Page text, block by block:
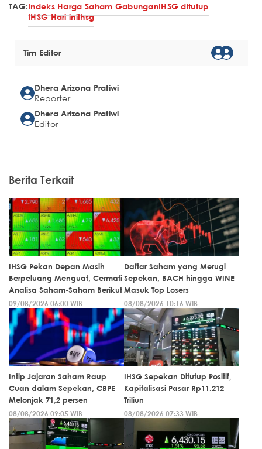
TAG:Indeks Harga Saham GabunganIHSG ditutup
IHSG Hari iniIhsg
Tim Editor
Dhera Arizona Pratiwi
Reporter
Dhera Arizona Pratiwi
Editor
Berita Terkait
IHSG Pekan Depan Masih
Berpeluang Menguat, Cermati
Analisa Saham-Saham Berikut
09/08/2026 06:00 WIB
Daftar Saham yang Merugi
Sepekan, BACH hingga WINE
Masuk Top Losers
08/08/2026 10:16 WIB
Intip Jajaran Saham Raup
Cuan dalam Sepekan, CBPE
Melonjak 71,2 persen
08/08/2026 09:05 WIB
IHSG Sepekan Ditutup Positif,
Kapitalisasi Pasar Rp11.212
Triliun
08/08/2026 07:33 WIB